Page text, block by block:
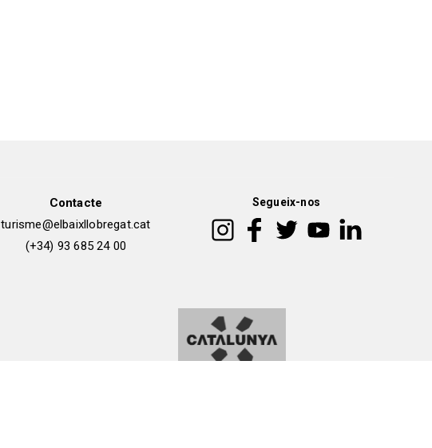
Contacte
turisme@elbaixllobregat.cat
(+34) 93 685 24 00
Segueix-nos